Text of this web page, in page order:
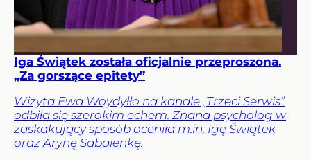
Iga Świątek została oficjalnie przeproszona.
„Za gorszące epitety”
Wizyta Ewa Woydyłło na kanale „Trzeci Serwis”
odbiła się szerokim echem. Znana psycholog w
zaskakujący sposób oceniła m.in. Igę Świątek
oraz Arynę Sabalenkę.